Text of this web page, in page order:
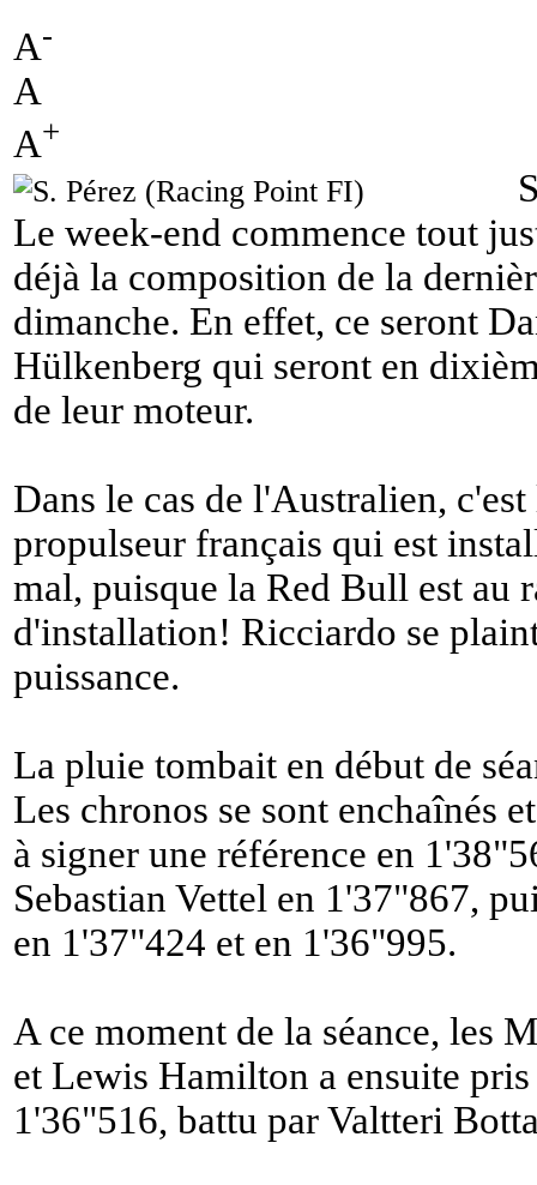
A-
A
A+
Le week-end commence tout
déjà la composition de la
dimanche. En effet, ce seront
Hülkenberg qui seront en
de leur moteur.
Dans le cas de l'Australien,
propulseur français qui est
mal, puisque la Red Bull est au
d'installation! Ricciardo se
puissance.
La pluie tombait en début de
Les chronos se sont enchaînés
à signer une référence en
Sebastian Vettel en 1'37"867,
en 1'37"424 et en 1'36"995.
A ce moment de la séance, les
et Lewis Hamilton a ensuite
1'36"516, battu par Valtteri